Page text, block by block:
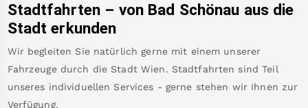
Stadtfahrten – von Bad Schönau aus die
Stadt erkunden
Wir begleiten Sie natürlich gerne mit einem unserer
Fahrzeuge durch die Stadt Wien. Stadtfahrten sind Teil
unseres individuellen Services - gerne stehen wir Ihnen zur
Verfügung.